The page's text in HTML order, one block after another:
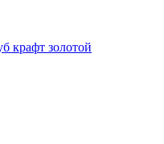
крафт золотой